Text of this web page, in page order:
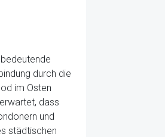
durch die
im Osten
dass
und
städtischen